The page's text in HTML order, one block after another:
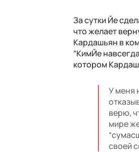
За сутки Йе
что желает
Кардашьян в
“КимЙе
котором
У меня
верю,
мире
своей